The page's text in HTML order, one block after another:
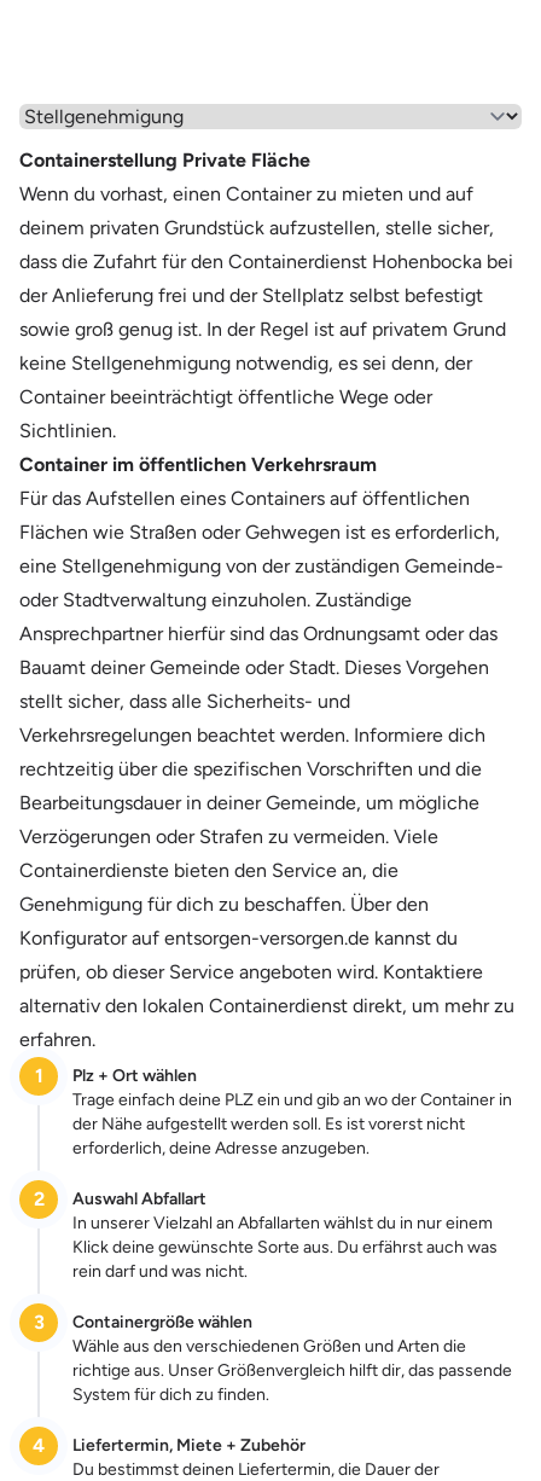
Wähle einen Menüpunkt aus
Containerstellung Private Fläche
Wenn du vorhast, einen Container zu mieten und auf
deinem privaten Grundstück aufzustellen, stelle sicher,
dass die Zufahrt für den Containerdienst Hohenbocka bei
der Anlieferung frei und der Stellplatz selbst befestigt
sowie groß genug ist. In der Regel ist auf privatem Grund
keine Stellgenehmigung notwendig, es sei denn, der
Container beeinträchtigt öffentliche Wege oder
Sichtlinien.
Container im öffentlichen Verkehrsraum
Für das Aufstellen eines Containers auf öffentlichen
Flächen wie Straßen oder Gehwegen ist es erforderlich,
eine Stellgenehmigung von der zuständigen Gemeinde-
oder Stadtverwaltung einzuholen. Zuständige
Ansprechpartner hierfür sind das Ordnungsamt oder das
Bauamt deiner Gemeinde oder Stadt. Dieses Vorgehen
stellt sicher, dass alle Sicherheits- und
Verkehrsregelungen beachtet werden. Informiere dich
rechtzeitig über die spezifischen Vorschriften und die
Bearbeitungsdauer in deiner Gemeinde, um mögliche
Verzögerungen oder Strafen zu vermeiden. Viele
Containerdienste bieten den Service an, die
Genehmigung für dich zu beschaffen. Über den
Konfigurator auf entsorgen-versorgen.de kannst du
prüfen, ob dieser Service angeboten wird. Kontaktiere
alternativ den lokalen Containerdienst direkt, um mehr zu
erfahren.
1
Plz + Ort wählen
Trage einfach deine PLZ ein und gib an wo der Container in
der Nähe aufgestellt werden soll. Es ist vorerst nicht
erforderlich, deine Adresse anzugeben.
2
Auswahl Abfallart
In unserer Vielzahl an Abfallarten wählst du in nur einem
Klick deine gewünschte Sorte aus. Du erfährst auch was
rein darf und was nicht.
3
Containergröße wählen
Wähle aus den verschiedenen Größen und Arten die
richtige aus. Unser Größenvergleich hilft dir, das passende
System für dich zu finden.
4
Liefertermin, Miete + Zubehör
Du bestimmst deinen Liefertermin, die Dauer der